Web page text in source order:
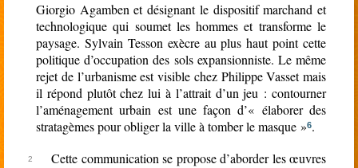
Giorgio Agamben et désignant le dispositif marchand et
technologique qui soumet les hommes et transforme le
paysage. Sylvain Tesson exècre au plus haut point cette
politique d’occupation des sols expansionniste. Le même
rejet de l’urbanisme est visible chez Philippe Vasset mais
il répond plutôt chez lui à l’attrait d’un jeu : contourner
l’aménagement urbain est une façon d’« élaborer des
stratagèmes pour obliger la ville à tomber le masque »6.
Cette communication se propose d’aborder les œuvres